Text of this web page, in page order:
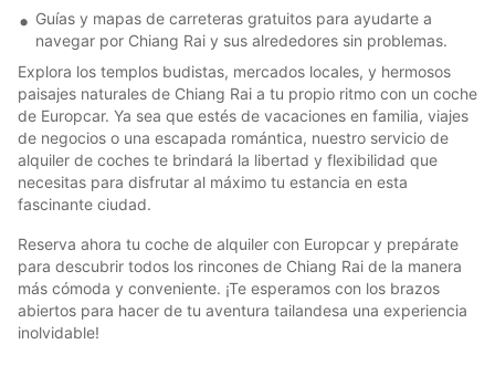
Guías y mapas de carreteras gratuitos para ayudarte a
navegar por Chiang Rai y sus alrededores sin problemas.
Explora los templos budistas, mercados locales, y hermosos
paisajes naturales de Chiang Rai a tu propio ritmo con un coche
de Europcar. Ya sea que estés de vacaciones en familia, viajes
de negocios o una escapada romántica, nuestro servicio de
alquiler de coches te brindará la libertad y flexibilidad que
necesitas para disfrutar al máximo tu estancia en esta
fascinante ciudad.
Reserva ahora tu coche de alquiler con Europcar y prepárate
para descubrir todos los rincones de Chiang Rai de la manera
más cómoda y conveniente. ¡Te esperamos con los brazos
abiertos para hacer de tu aventura tailandesa una experiencia
inolvidable!